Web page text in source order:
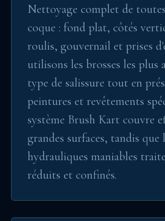
Nettoyage complet de
coque : fond plat, côtés
roulis, gouvernail et prises
utilisons les brosses les plus
type de salissure tout en
peintures et revêtements
système Brush Kart couvre
grandes surfaces, tandis que
hydrauliques maniables
réduits et confinés.